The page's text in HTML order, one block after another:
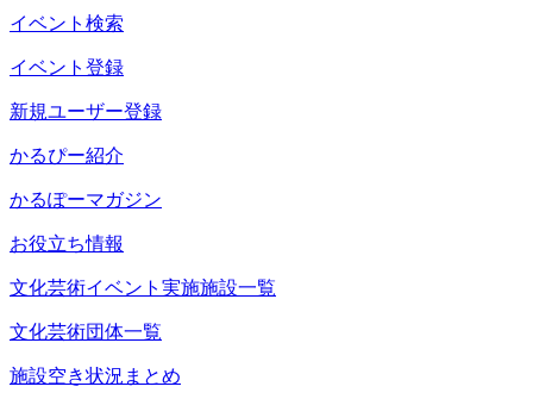
イベント検索
イベント登録
新規ユーザー登録
かるぴー紹介
かるぽーマガジン
お役立ち情報
文化芸術イベント実施施設一覧
文化芸術団体一覧
施設空き状況まとめ